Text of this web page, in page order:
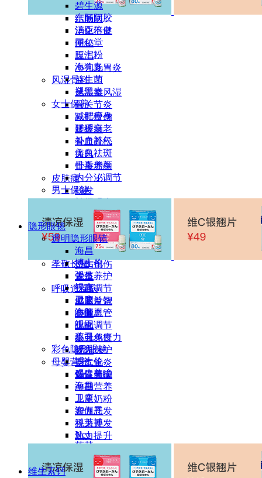
胃肠溃疡
结肠病
消化不良
便秘
腹泻
小儿肠胃炎
风湿骨科
风湿类风湿
骨关节炎
跌打骨伤
腰椎病
骨质疏松
痛风
骨质增生
皮肤病
脱发
灰指甲
过敏
疤痕
尖锐湿疹
烫伤创伤
皮炎
呼吸道疾病
感冒发烧
咳嗽
上火
小儿感冒
哮喘
支气管炎
慢性肺病
碧生源
东阿阿胶
汤臣倍健
同仁堂
三七粉
海狗丸
益生菌
褪黑素
女士保养
减肥瘦身
延缓衰老
补血补气
美白祛斑
排毒养颜
内分泌调节
男士保健
前列腺养护
解酒护肝
肠胃养护
增肌健体
孝敬长辈
关节养护
三高调节
健脑益智
小脑血管
睡眠调节
提升免疫力
视力保护
母婴营养
肠胃养护
孕期营养
儿童奶粉
智力开发
视力开发
勉力提升
缓解疲劳
提升免疫
隐形眼镜
透明隐形眼镜
海昌
博士伦
强生
视康
卫康
海俪恩
视同
蔡司
彩色隐形眼镜
博士伦
强生美瞳
海昌
卫康
海俪恩
科莱博
Neo
莲菜
散光隐形眼镜
库伯
维生素钙